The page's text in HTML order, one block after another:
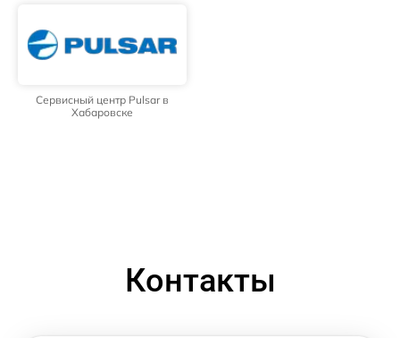
Сервисный центр Pulsar в
Хабаровске
Контакты